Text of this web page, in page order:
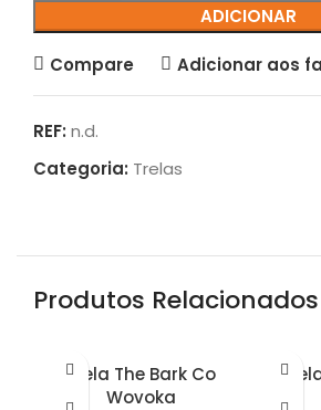
ADICIONAR
Compare Adicionar aos
REF: n.d.
Categoria: Trelas
Produtos Relacionados
Trela The Bark Co
Wovoka